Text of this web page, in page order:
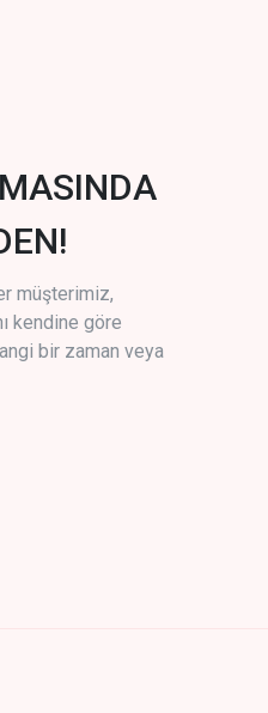
müşterimiz,
kendine göre
bir zaman veya